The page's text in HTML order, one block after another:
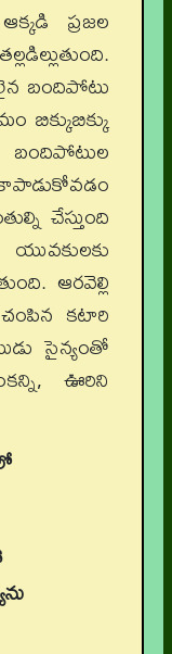
ప్రజల
బందిపోటు
బిక్కుబిక్కు
బందిపోటుల
చేస్తుంది
ఆరవెల్లి
చంపిన కటారి
సైన్యంతో
ఊరిని